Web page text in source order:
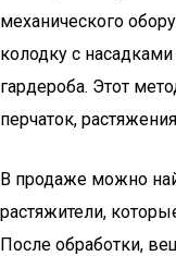
механического
колодку с
гардероба. Этот
перчаток,
В продаже можно
растяжители,
После обработки,